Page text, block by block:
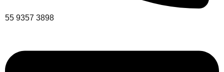
55 9357 3898